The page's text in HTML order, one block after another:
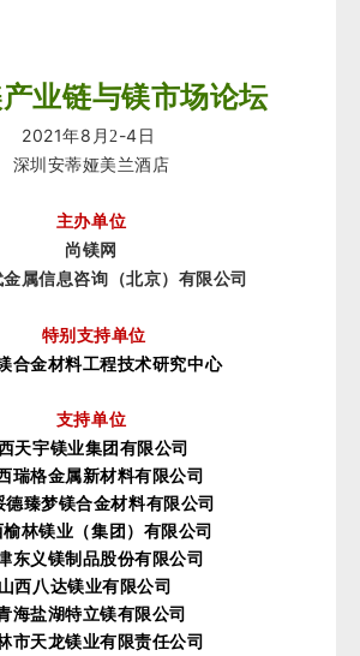
业链与镁市场论坛
2021年8 月2 -4 日
深圳安蒂娅美兰酒店
主办单位
尚镁网
属信息咨询（北京）有限公司
特别支持单位
合金材料工程技术研究中心
支持单位
天宇镁业集团有限公司
瑞格金属新材料有限公司
德臻梦镁合金材料有限公司
林镁业（集团）有限公司
东义镁制品股份有限公司
山西八达镁业有限公司
海盐湖特立镁有限公司
市天龙镁业有限责任公司